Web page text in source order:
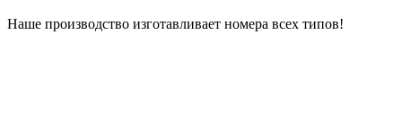
Наше производство изготавливает номера всех типов!